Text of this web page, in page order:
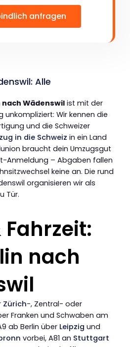
anfragen
Alle
nach Wädenswil ist mit der
Wir kennen die
und die Schweizer
in die Schweiz in ein Land
braucht dein Umzugsgut
Anmeldung – Abgaben fallen
keine an. Die rund
organisieren wir als
Tür.
Fahrzeit:
nach
Zürich-, Zentral- oder
Franken und Schwaben am
ab Berlin über Leipzig und
vorbei, A81 an Stuttgart